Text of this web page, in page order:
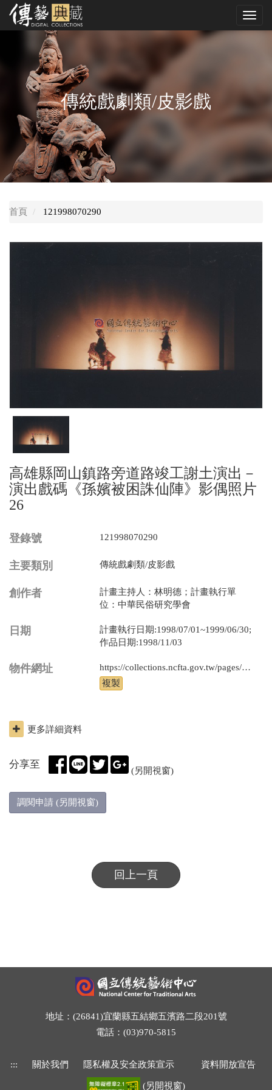
中
傳統戲劇類/皮影戲
首頁 121998070290
高雄縣岡山鎮路旁道路竣工謝土演出－
演出戲碼《孫嬪被困誅仙陣》影偶照片
26
登錄號 121998070290
主要類別 傳統戲劇類/皮影戲
創作者
計畫主持人：林明德；計畫執行單
位：中華民俗研究學會
日期
計畫執行日期:1998/07/01~1999/06/30;
作品日期:1998/11/03
物件網址 https://collections.ncfta.gov.tw/pages/product/view.aspx?id=121998070290
更多詳細資料
分享至
(另開視窗)
調閱申請 (另開視窗)
回上一頁
地址：(26841)宜蘭縣五結鄉五濱路二段201號
電話：(03)970-5815
::: 關於我們 隱私權及安全政策宣示 資料開放宣告
(另開視窗)